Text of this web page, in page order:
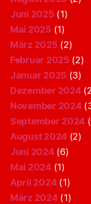
Juni 2025 (1)
Mai 2025 (1)
März 2025 (2)
Februar 2025 (2)
Januar 2025 (3)
Dezember 2024
November 2024
September 2024
August 2024 (2)
Juni 2024(6)
Mai 2024(1)
April 2024(1)
März 2024(1)